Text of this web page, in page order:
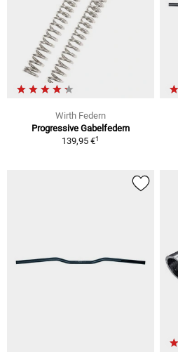
Wirth Federn
Progressive Gabelfedern
139,95 €1